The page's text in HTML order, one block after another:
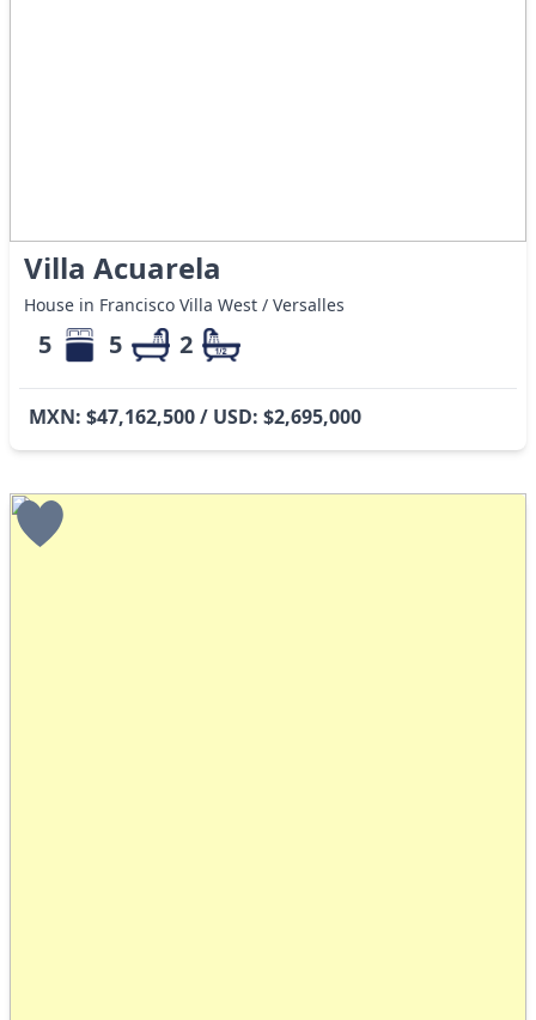
Villa Acuarela
House in Francisco Villa West / Versalles
5 5 2
MXN: $47,162,500 / USD: $2,695,000